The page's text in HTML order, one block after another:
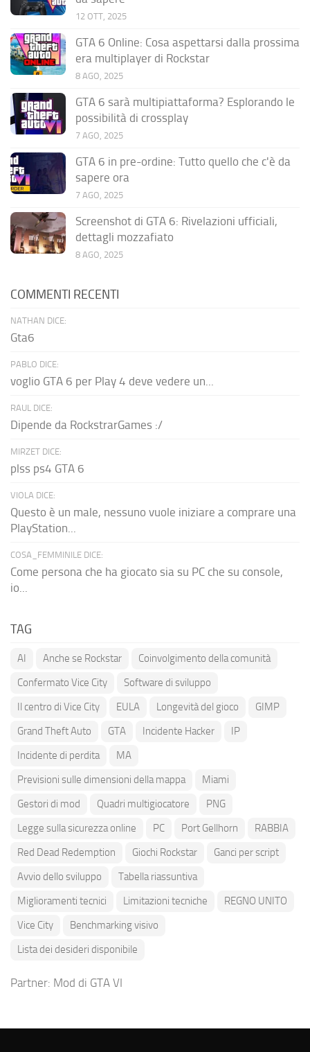
12 OTT, 2025
GTA 6 Online: Cosa aspettarsi dalla prossima
era multiplayer di Rockstar
8 AGO, 2025
GTA 6 sarà multipiattaforma? Esplorando le
possibilità di crossplay
7 AGO, 2025
GTA 6 in pre-ordine: Tutto quello che c'è da
sapere ora
7 AGO, 2025
Screenshot di GTA 6: Rivelazioni ufficiali,
dettagli mozzafiato
8 AGO, 2025
COMMENTI RECENTI
NATHAN DICE:
Gta6
PABLO DICE:
voglio GTA 6 per Play 4 deve vedere un...
RAUL DICE:
Dipende da RockstrarGames :/
MIRZET DICE:
plss ps4 GTA 6
VIOLA DICE:
Questo è un male, nessuno vuole iniziare a comprare una
PlayStation...
COSA_FEMMINILE DICE:
Come persona che ha giocato sia su PC che su console,
io...
TAG
AI Anche se Rockstar
Coinvolgimento della comunità
Confermato Vice City
Software di sviluppo
Il centro di Vice City
EULA Longevità del gioco
GIMP
Grand Theft Auto
GTA Incidente Hacker
IP
Incidente di perdita
MA
Previsioni sulle dimensioni della mappa
Miami
Gestori di mod
Quadri multigiocatore
PNG
Legge sulla sicurezza online
PC Port Gellhorn
RABBIA
Red Dead Redemption
Giochi Rockstar
Ganci per script
Avvio dello sviluppo
Tabella riassuntiva
Miglioramenti tecnici
Limitazioni tecniche
REGNO UNITO
Vice City
Benchmarking visivo
Lista dei desideri disponibile
Partner: Mod di GTA VI